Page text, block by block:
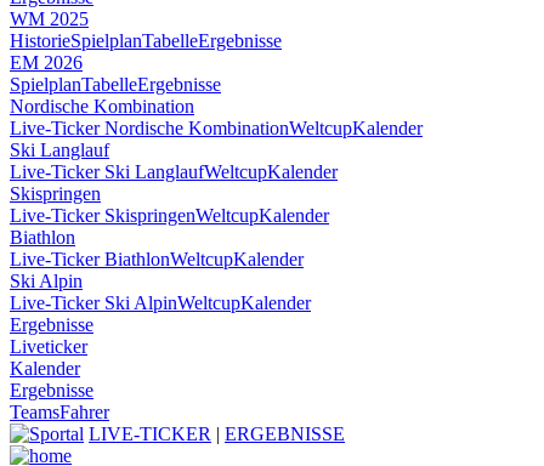
WM 2025
HistorieSpielplanTabelleErgebnisse
EM 2026
SpielplanTabelleErgebnisse
Nordische Kombination
Live-Ticker Nordische KombinationWeltcupKalender
Ski Langlauf
Live-Ticker Ski LanglaufWeltcupKalender
Skispringen
Live-Ticker SkispringenWeltcupKalender
Biathlon
Live-Ticker BiathlonWeltcupKalender
Ski Alpin
Live-Ticker Ski AlpinWeltcupKalender
Ergebnisse
Liveticker
Kalender
Ergebnisse
TeamsFahrer
LIVE-TICKER | ERGEBNISSE